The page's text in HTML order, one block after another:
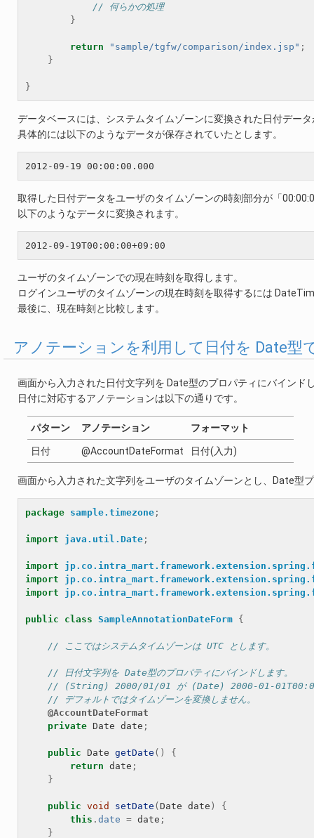
// 何らかの処理
}
return "sample/tgfw/comparison/index.jsp" ;
}
}
データベースには、システムタイムゾーンに変換された日付デー
具体的には以下のようなデータが保存されていたとします。
取得した日付データをユーザのタイムゾーンの時刻部分が「
以下のようなデータに変換されます。
ユーザのタイムゾーンでの現在時刻を取得します。
ログインユーザのタイムゾーンの現在時刻を取得するには
最後に、現在時刻と比較します。
アノテーションを利用して日付を Date型
画面から入力された日付文字列を Date型のプロパティにバインド
日付に対応するアノテーションは以下の通りです。
パターン アノテーション フォーマット
日付 @AccountDateFormat 日付(入力)
画面から入力された文字列をユーザのタイムゾーンとし、Date型
package sample.timezone ;
import java.util.Date ;
import
import
import
public class SampleAnnotationDateForm {
// ここではシステムタイムゾーンは UTC とします。
// 日付文字列を Date型のプロパティにバインドします。
// (String) 2000/01/01 が (Date) 2000-01-
// デフォルトではタイムゾーンを変換しません。
@AccountDateFormat
private Date date ;
public Date getDate ()
{
return date ;
}
public void setDate ( Date date )
{
this . date = date ;
}